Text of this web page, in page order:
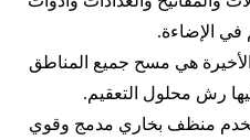
في الإضاءة.
هي مسح جميع المناطق
رش محلول التعقيم.
منظف بخاري مدمج وقوي